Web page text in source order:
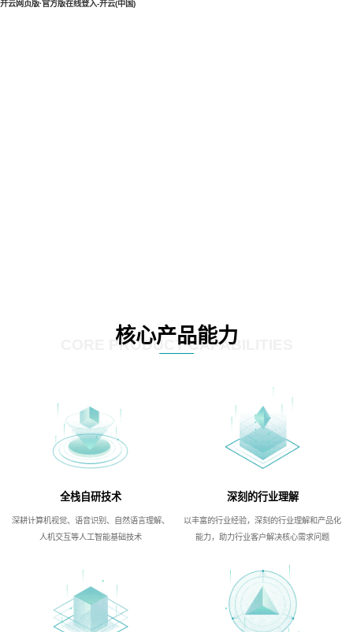
开云网页版·官方版在线登入-开云(中国)
核心产品能力
CORE PRODUCT CAPABILITIES
全栈自研技术
深耕计算机视觉、语音识别、自然语言理解、
人机交互等人工智能基础技术
深刻的行业理解
以丰富的行业经验，深刻的行业理解和产品化
能力，助力行业客户解决核心需求问题